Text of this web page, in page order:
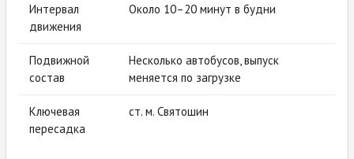
Интервал
движения
Около 10–20 минут в будни
Подвижной
состав
Несколько автобусов, выпуск
меняется по загрузке
Ключевая
пересадка
ст. м. Святошин